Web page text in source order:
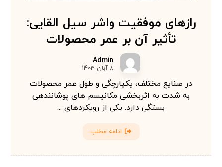
رازهای موفقیت واشر سیل القایی:
تأثیر آن بر عمر محصولات
Admin
8 آبان 1403
در صنایع مختلف، یکپارچگی و طول عمر محصولات
به شدت به اثربخشی مکانیسم های پوشانندهی
بستگی دارد. یکی از رویکردهای ...
ادامه مطلب